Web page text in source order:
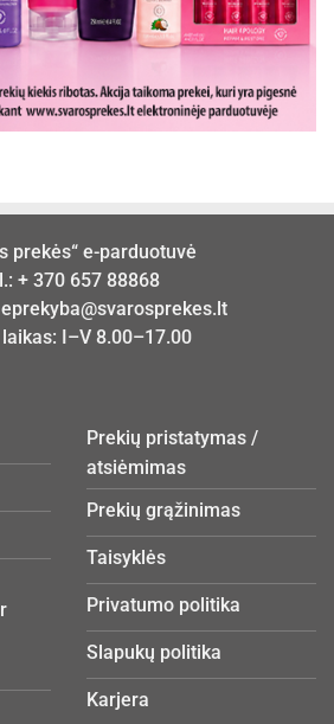
prekės“ e-parduotuvė
+ 370 657 88868
eprekyba@svarosprekes.lt
I–V 8.00–17.00
Prekių pristatymas /
atsiėmimas
Prekių grąžinimas
Taisyklės
Privatumo politika
Slapukų politika
Karjera